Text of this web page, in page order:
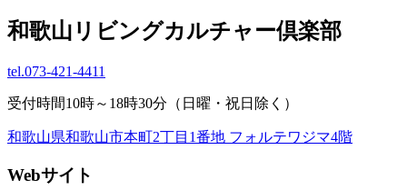
和歌山リビングカルチャー倶楽部
tel.073-421-4411
受付時間10時～18時30分（日曜・祝日除く）
和歌山県和歌山市本町2丁目1番地 フォルテワジマ4階
Webサイト